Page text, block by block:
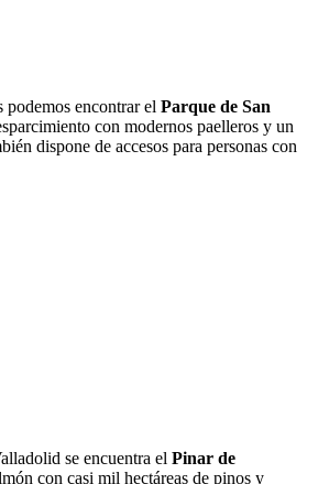
encontrar el Parque de San
con modernos paelleros y un
dispone de accesos para personas con
se encuentra el Pinar de
con casi mil hectáreas de pinos y